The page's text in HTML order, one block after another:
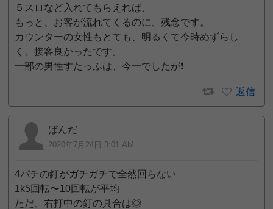
５スロなど入れてもらえれば、
もっと、お客が流れてくるのに、残念です。
カウンターの女性もとても、明るくて今時めずらし
く、接客良かったです。
一部の男性すたっふは、今一でしたが❗️
返信
ぱんだ
2020年7月24日 3:01 AM
4パチの釘がガチガチで全然回らない
1k5回転〜10回転が平均
ただ、右打中の釘の具合は◎